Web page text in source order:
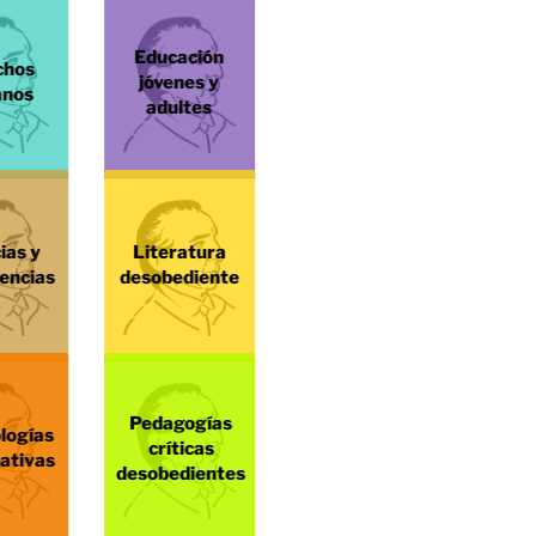
Educación
jóvenes y
adultes
y
Literatura
desobediente
Pedagogías
críticas
desobedientes